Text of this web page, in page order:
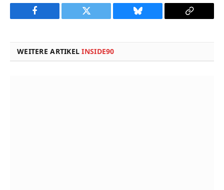
Facebook Twitter Bluesky
Copy
WEITERE ARTIKELINSIDE90